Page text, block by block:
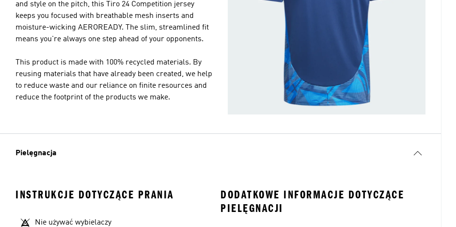
and style on the pitch, this Tiro 24 Competition jersey
keeps you focused with breathable mesh inserts and
moisture-wicking AEROREADY. The slim, streamlined fit
means you're always one step ahead of your opponents.
This product is made with 100% recycled materials. By
reusing materials that have already been created, we help
to reduce waste and our reliance on finite resources and
reduce the footprint of the products we make.
Pielęgnacja
INSTRUKCJE DOTYCZĄCE PRANIA
Nie używać wybielaczy
DODATKOWE INFORMACJE DOTYCZĄCE
PIELĘGNACJI